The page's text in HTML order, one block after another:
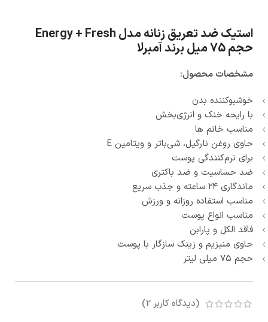
استیک ضد تعریق زنانه مدل Energy + Fresh
حجم 75 میل برند آمبرلا
مشخصات محصول:
خوشبوکننده بدن
با رایحه خنک و انرژی‌بخش
مناسب خانم ها
حاوی روغن نارگیل، شی‌باتر و ویتامین E
برای نرم‌کنندگی پوست
ضد حساسیت و ضد باکتری
ماندگاری ۲۴ ساعته و جذب سریع
مناسب استفاده روزانه و ورزش
مناسب انواع پوست
فاقد الکل و پارابن
حاوی منیزیم و زینک سازگار با پوست
حجم ۷۵ میلی لیتر
(دیدگاه کاربر2
)